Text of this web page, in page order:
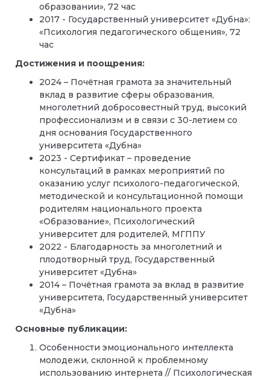
образовании», 72 час
2017 - Государственный университет «Дубна»:
«Психология педагогического общения», 72
час
Достижения и поощрения:
2024 – Почётная грамота за значительный
вклад в развитие сферы образования,
многолетний добросовестный труд, высокий
профессионализм и в связи с 30-летием со
дня основания Государственного
университета «Дубна»
2023 - Сертификат – проведение
консультаций в рамках мероприятий по
оказанию услуг психолого-педагогической,
методической и консультационной помощи
родителям национального проекта
«Образование», Психологический
университет для родителей, МГППУ
2022 - Благодарность за многолетний и
плодотворный труд, Государственный
университет «Дубна»
2014 – Почётная грамота за вклад в развитие
университета, Государственный университет
«Дубна»
Основные публикации:
Особенности эмоционального интеллекта
молодежи, склонной к проблемному
использованию интернета // Психологическая